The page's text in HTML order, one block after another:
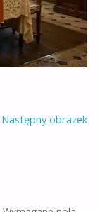
Następny obrazek